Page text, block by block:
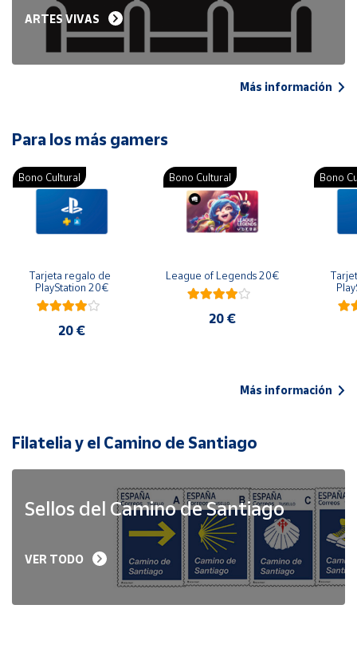
ARTES VIVAS
Más información
Para los más gamers
Bono Cultural
Tarjeta regalo de
PlayStation 20€
20 €
Bono Cultural
League of Legends 20€
20 €
Bono
Más información
Filatelia y el Camino de Santiago
Sellos del Camino de Santiago
VER TODO